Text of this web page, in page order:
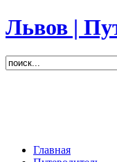
Львов |
Главная